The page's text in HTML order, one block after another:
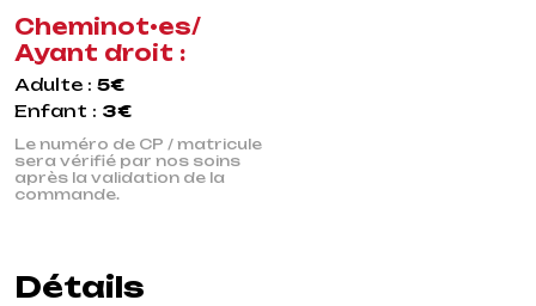
Cheminot•es/
Ayant droit :
Adulte : 5€
Enfant : 3€
Le numéro de CP / matricule
sera vérifié par nos soins
après la validation de la
commande.
Détails